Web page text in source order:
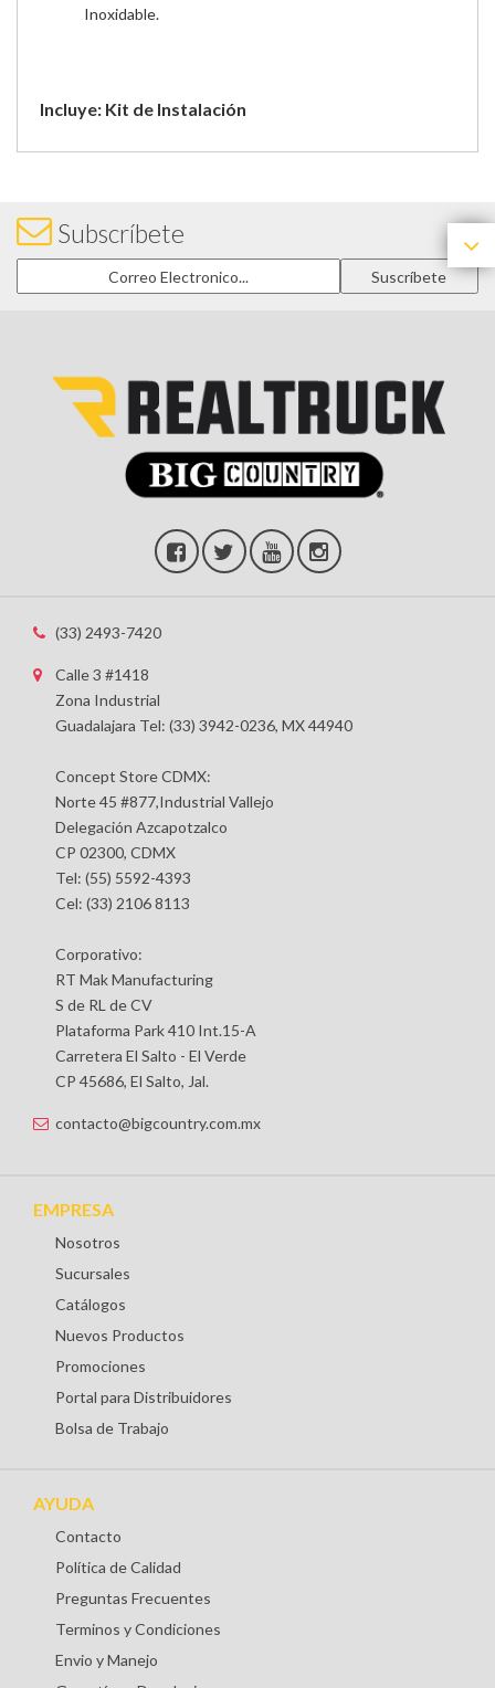
Inoxidable.
Incluye: Kit de Instalación
Subscríbete
(33) 2493-7420
Calle 3 #1418
Zona Industrial
Guadalajara Tel: (33) 3942-0236, MX 44940
Concept Store CDMX:
Norte 45 #877,Industrial Vallejo
Delegación Azcapotzalco
CP 02300, CDMX
Tel: (55) 5592-4393
Cel: (33) 2106 8113
Corporativo:
RT Mak Manufacturing
S de RL de CV
Plataforma Park 410 Int.15-A
Carretera El Salto - El Verde
CP 45686, El Salto, Jal.
contacto@bigcountry.com.mx
EMPRESA
Nosotros
Sucursales
Catálogos
Nuevos Productos
Promociones
Portal para Distribuidores
Bolsa de Trabajo
AYUDA
Contacto
Política de Calidad
Preguntas Frecuentes
Terminos y Condiciones
Envio y Manejo